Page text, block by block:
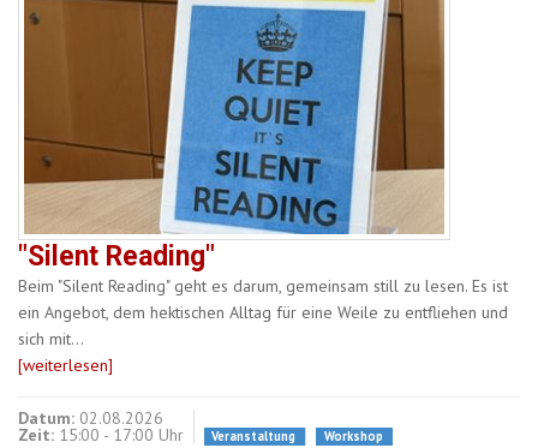
"Silent Reading"
Beim "Silent Reading" geht es darum, gemeinsam still zu lesen. Es ist
ein Angebot, dem hektischen Alltag für eine Weile zu entfliehen und
sich mit…
[weiterlesen]
Datum: 02.08.2026
Zeit: 15:00 - 17:00 Uhr Veranstaltung Workshop